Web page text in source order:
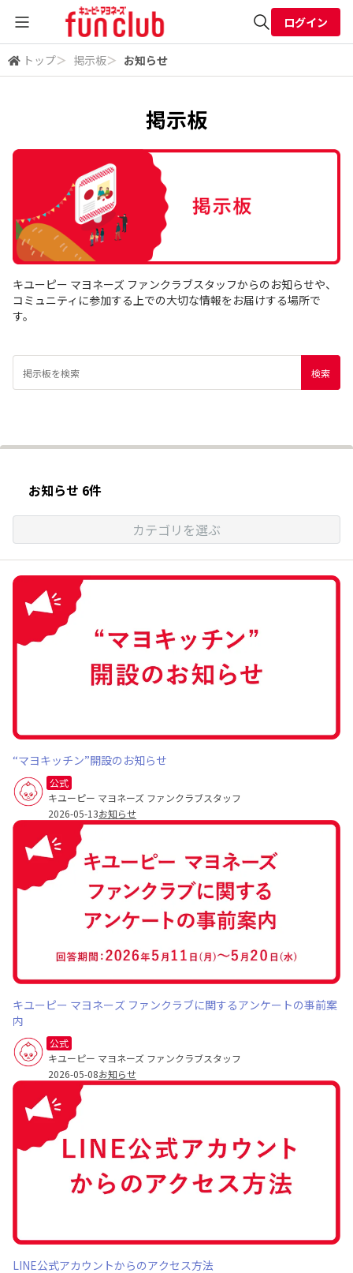
全体検索
ログイン
トップ＞ 掲示板＞ お知らせ
掲示板
キユーピー マヨネーズ ファンクラブスタッフからのお知らせや、
コミュニティに参加する上での大切な情報をお届けする場所で
す。
お知らせ 6件
カテゴリを選ぶ
“マヨキッチン”開設のお知らせ
公式
キユーピー マヨネーズ ファンクラブスタッフ
2026-05-13お知らせ
キユーピー マヨネーズ ファンクラブに関するアンケートの事前案
内
公式
キユーピー マヨネーズ ファンクラブスタッフ
2026-05-08お知らせ
LINE公式アカウントからのアクセス方法